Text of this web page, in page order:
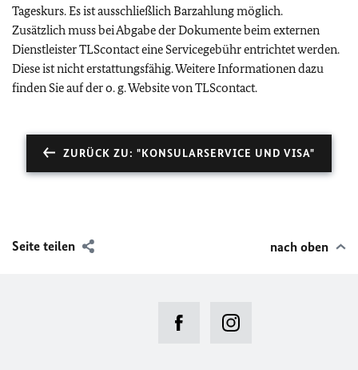
Tageskurs. Es ist ausschließlich Barzahlung möglich.
Zusätzlich muss bei Abgabe der Dokumente beim externen
Dienstleister TLScontact eine Servicegebühr entrichtet werden.
Diese ist nicht erstattungsfähig. Weitere Informationen dazu
finden Sie auf der o. g. Website von TLScontact.
ZURÜCK ZU: "KONSULARSERVICE UND VISA"
Seite teilen nach oben